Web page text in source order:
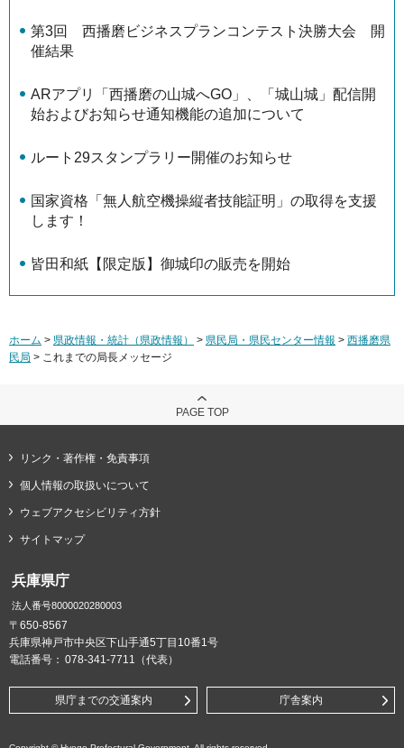
第3回 西播磨ビジネスプランコンテスト決勝大会 開
催結果
ARアプリ「西播磨の山城へGO」、「城山城」配信開
始およびお知らせ通知機能の追加について
ルート29スタンプラリー開催のお知らせ
国家資格「無人航空機操縦者技能証明」の取得を支援
します！
皆田和紙【限定版】御城印の販売を開始
ホーム > 県政情報・統計（県政情報） > 県民局・県民センター情報 > 西播磨県
民局 > これまでの局長メッセージ
PAGE TOP
リンク・著作権・免責事項
個人情報の取扱いについて
ウェブアクセシビリティ方針
サイトマップ
兵庫県庁
法人番号8000020280003
〒650-8567
兵庫県神戸市中央区下山手通5丁目10番1号
電話番号： 078-341-7711（代表）
県庁までの交通案内 庁舎案内